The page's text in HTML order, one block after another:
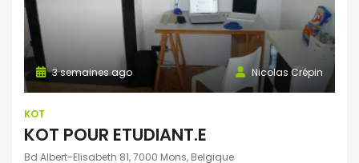
Nicolas Crépin
3 semaines ago
KOT
KOT POUR ETUDIANT.E
Bd Albert-Elisabeth 81, 7000 Mons, Belgique